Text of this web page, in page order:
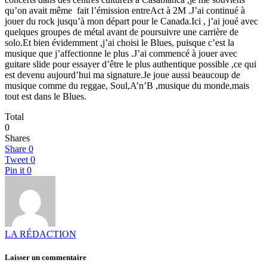
qu’on avait même fait l’émission entreAct à 2M .J’ai continué à
jouer du rock jusqu’à mon départ pour le Canada.Ici , j’ai joué avec
quelques groupes de métal avant de poursuivre une carrière de
solo.Et bien évidemment ,j’ai choisi le Blues, puisque c’est la
musique que j’affectionne le plus .J’ai commencé à jouer avec
guitare slide pour essayer d’être le plus authentique possible ,ce qui
est devenu aujourd’hui ma signature.Je joue aussi beaucoup de
musique comme du reggae, Soul,A’n’B ,musique du monde,mais
tout est dans le Blues.
Total
0
Shares
Share 0
Tweet 0
Pin it 0
LA RÉDACTION
Laisser un commentaire